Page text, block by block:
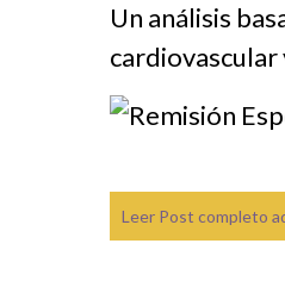
Un análisis
Leer Post completo